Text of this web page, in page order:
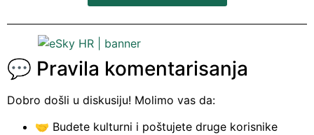
💬 Pravila komentarisanja
Dobro došli u diskusiju! Molimo vas da:
🤝 Budete kulturni i poštujete druge korisnike